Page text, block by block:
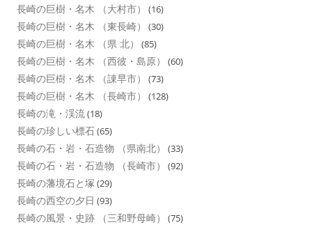
長崎の巨樹・名木 （大村市） (16)
長崎の巨樹・名木 （東長崎） (30)
長崎の巨樹・名木 （県 北） (85)
長崎の巨樹・名木 （西彼・島原） (60)
長崎の巨樹・名木 （諌早市） (73)
長崎の巨樹・名木 （長崎市） (128)
長崎の滝・渓流(18)
長崎の珍しい標石(65)
長崎の石・岩・石造物 （県南北） (33)
長崎の石・岩・石造物 （長崎市） (92)
長崎の藩境石と塚 (29)
長崎の西空の夕日 (93)
長崎の風景・史跡 （三和野母崎） (75)